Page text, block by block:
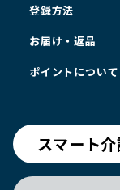
登録方法
お届け・返品
ポイントについて
スマート